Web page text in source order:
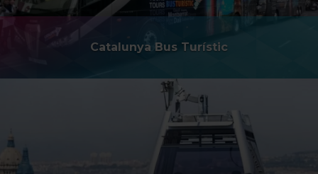
Catalunya Bus Turístic